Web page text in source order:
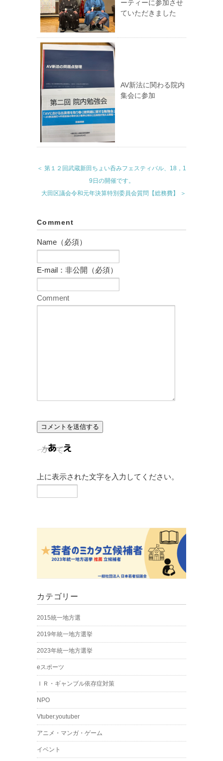
ーティーに参加させ
ていただきました
AV新法に関わる院内
集会に参加
＜ 第１２回武蔵新田ちょい呑みフェスティバル、18，1
9日の開催です。
大田区議会令和元年決算特別委員会質問【総務費】 ＞
Comment
Name（必須）
E-mail：非公開（必須）
Comment
上に表示された文字を入力してください。
カテゴリー
2015統一地方選
2019年統一地方選挙
2023年統一地方選挙
eスポーツ
ＩＲ・ギャンブル依存症対策
NPO
Vtuber.youtuber
アニメ・マンガ・ゲーム
イベント